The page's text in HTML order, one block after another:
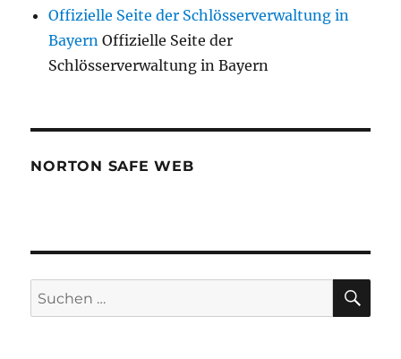
Offizielle Seite der Schlösserverwaltung in
Bayern Offizielle Seite der
Schlösserverwaltung in Bayern
NORTON SAFE WEB
Suchen
nach: